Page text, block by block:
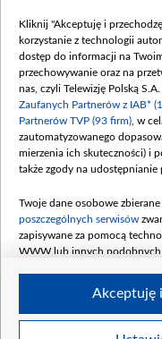
Kliknij "Akceptuję i
korzystanie z technologii
dostęp do informacji na
przechowywanie oraz na
nas, czyli Telewizję Polską
Zaufanych Partnerów z IAB*
Partnerów TVP (93 firm) , w
zautomatyzowanego
mierzenia ich skuteczności) i
także zgody na udostępnianie
Twoje dane osobowe
poszczególnych serwisów
zapisywane za pomocą
WWW lub innych
Twoje dane osobowe
Akceptuję